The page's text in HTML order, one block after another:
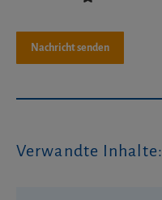
Verwandte Inhalte: